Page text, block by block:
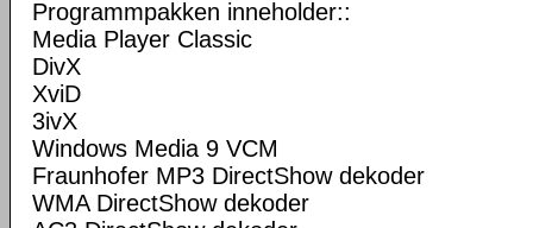
Programmpakken inneholder::
Media Player Classic
DivX
XviD
3ivX
Windows Media 9 VCM
Fraunhofer MP3 DirectShow dekoder
WMA DirectShow dekoder